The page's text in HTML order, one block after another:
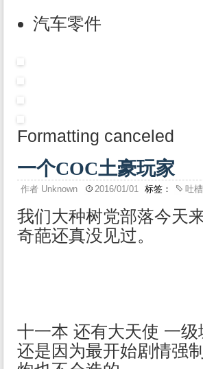
汽车零件
Formatting canceled
一个COC土豪玩家
作者 Unknown 2016/01/01 标签： 吐槽
我们大种树党部落今天
奇葩还真没见过。
十一本 还有大天使 一
还是因为最开始剧情强